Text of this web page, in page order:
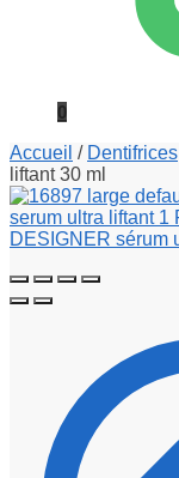
0
Accueil / Dentifrices
liftant 30 ml